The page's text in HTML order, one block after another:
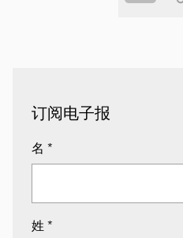
订阅电子报
名 *
姓 *